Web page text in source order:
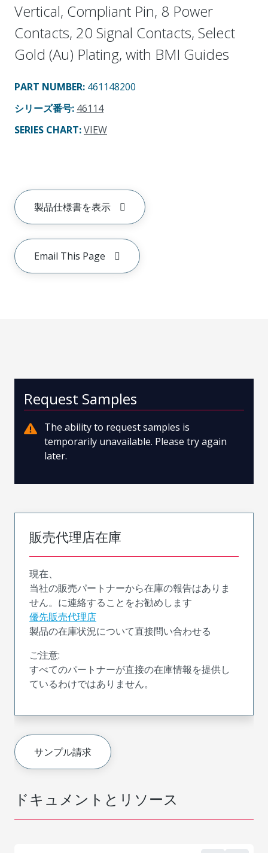
Vertical, Compliant Pin, 8 Power
Contacts, 20 Signal Contacts, Select
Gold (Au) Plating, with BMI Guides
PART NUMBER: 461148200
シリーズ番号: 46114
SERIES CHART:VIEW
製品仕様書を表示
Email This Page
ドキュメントとリソース
Request Samples
The ability to request samples is
temporarily unavailable. Please try again
later.
販売代理店在庫
現在、
当社の販売パートナーから在庫の報告はありま
せん。に連絡することをお勧めします
優先販売代理店
製品の在庫状況について直接問い合わせる
ご注意:
すべてのパートナーが直接の在庫情報を提供し
ているわけではありません。
サンプル請求